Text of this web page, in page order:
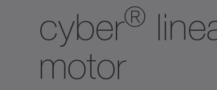
cyber®
motor